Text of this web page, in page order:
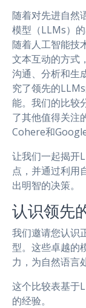
k
随着对先进自然
模型（LLMs）
随着人工智能技
文本互动的方式
沟通、分析和生
究了领先的
能。我们的比较
了其他值得关注
Cohere和Google
让我们一起揭开
点，并通过利用
出明智的决策。
认识领先
我们邀请您认识
型。这些卓越的
力，为自然语言
这个比较表基于
的经验。